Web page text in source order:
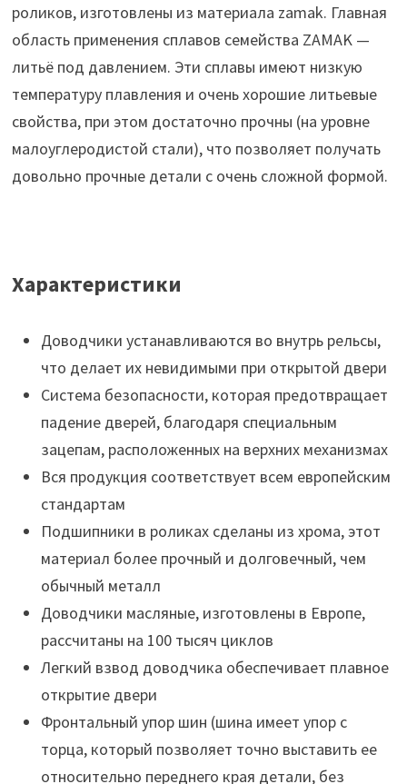
роликов, изготовлены из материала zamak. Главная
область применения сплавов семейства ZAMAK —
литьё под давлением. Эти сплавы имеют низкую
температуру плавления и очень хорошие литьевые
свойства, при этом достаточно прочны (на уровне
малоуглеродистой стали), что позволяет получать
довольно прочные детали с очень сложной формой.
Характеристики
Доводчики устанавливаются во внутрь рельсы,
что делает их невидимыми при открытой двери
Система безопасности, которая предотвращает
падение дверей, благодаря специальным
зацепам, расположенных на верхних механизмах
Вся продукция соответствует всем европейским
стандартам
Подшипники в роликах сделаны из хрома, этот
материал более прочный и долговечный, чем
обычный металл
Доводчики масляные, изготовлены в Европе,
рассчитаны на 100 тысяч циклов
Легкий взвод доводчика обеспечивает плавное
открытие двери
Фронтальный упор шин (шина имеет упор с
торца, который позволяет точно выставить ее
относительно переднего края детали, без